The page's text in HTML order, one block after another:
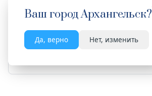
Ваш городАрхангельск?
Да, верно Нет, изменить
Весь сайт